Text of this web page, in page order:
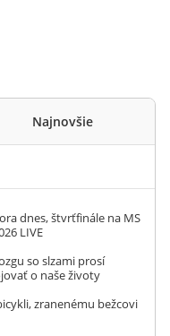
Najnovšie
dnes, štvrťfinále na MS
LIVE
so slzami prosí
o naše životy
zranenému bežcovi